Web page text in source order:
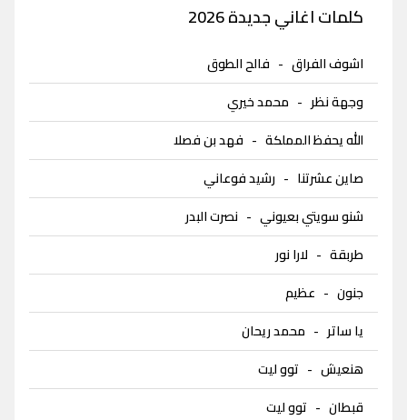
كلمات اغاني جديدة 2026
اشوف الفراق - فالح الطوق
وجهة نظر - محمد خيري
الله يحفظ المملكة - فهد بن فصلا
صاين عشرتنا - رشيد فوعاني
شنو سويتي بعيوني - نصرت البدر
طربقة - لارا نور
جنون - عظيم
يا ساتر - محمد ريحان
هنعيش - توو ليت
قبطان - توو ليت